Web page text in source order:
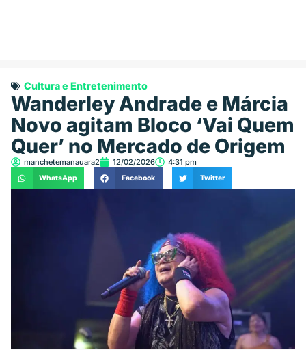
Cultura e Entretenimento
Wanderley Andrade e Márcia
Novo agitam Bloco ‘Vai Quem
Quer’ no Mercado de Origem
manchetemanauara2 12/02/2026 4:31 pm
WhatsApp Facebook Twitter